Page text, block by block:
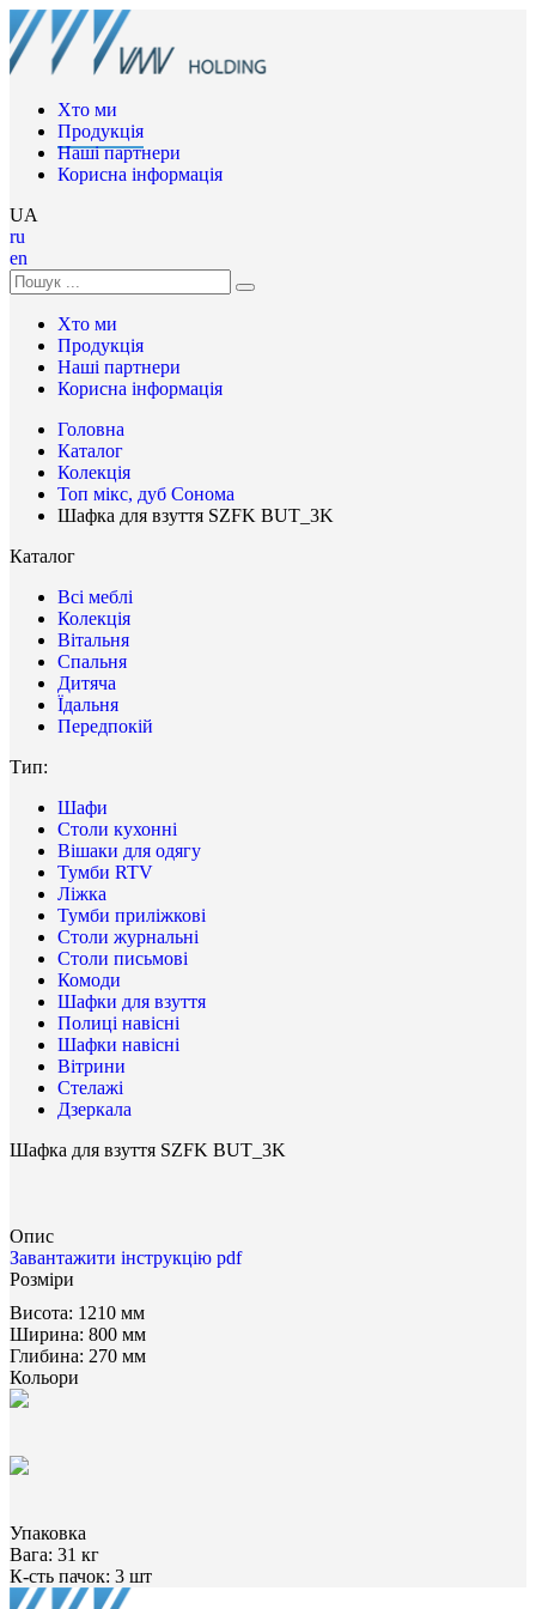
Хто ми
Продукція
Наші партнери
Корисна інформація
UA
ru
en
Хто ми
Продукція
Наші партнери
Корисна інформація
Головна
Каталог
Колекція
Топ мікс, дуб Сонома
Шафка для взуття SZFK BUT_3K
Каталог
Всі меблі
Колекція
Вітальня
Спальня
Дитяча
Їдальня
Передпокій
Тип:
Шафи
Столи кухонні
Вішаки для одягу
Тумби RTV
Ліжка
Тумби приліжкові
Столи журнальні
Столи письмові
Комоди
Шафки для взуття
Полиці навісні
Шафки навісні
Вітрини
Стелажі
Дзеркала
Шафка для взуття SZFK BUT_3K
Опис
Завантажити інструкцію pdf
Розміри
Висота: 1210 мм
Ширина: 800 мм
Глибина: 270 мм
Кольори
Упаковка
Вага: 31 кг
К-сть пачок: 3 шт